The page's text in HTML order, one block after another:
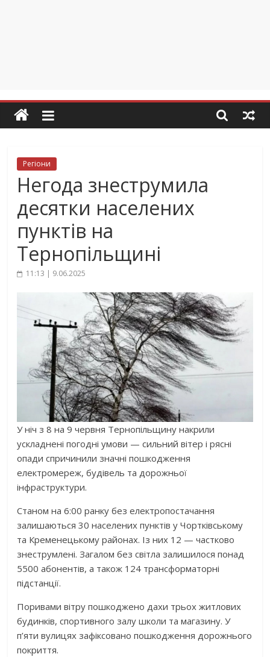
Регіони
Негода знеструмила
десятки населених
пунктів на
Тернопільщині
11:13 | 9.06.2025
У ніч з 8 на 9 червня Тернопільщину накрили
ускладнені погодні умови — сильний вітер і рясні
опади спричинили значні пошкодження
електромереж, будівель та дорожньої
інфраструктури.
Станом на 6:00 ранку без електропостачання
залишаються 30 населених пунктів у Чортківському
та Кременецькому районах. Із них 12 — частково
знеструмлені. Загалом без світла залишилося понад
5500 абонентів, а також 124 трансформаторні
підстанції.
Поривами вітру пошкоджено дахи трьох житлових
будинків, спортивного залу школи та магазину. У
п’яти вулицях зафіксовано пошкодження дорожнього
покриття.